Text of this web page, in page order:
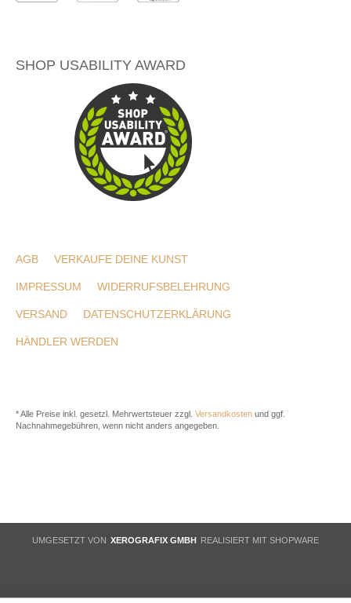
SHOP USABILITY AWARD
AGB VERKAUFE DEINE KUNST
IMPRESSUM WIDERRUFSBELEHRUNG
VERSAND DATENSCHUTZERKLÄRUNG
HÄNDLER WERDEN
* Alle Preise inkl. gesetzl. Mehrwertsteuer zzgl. Versandkosten und ggf.
Nachnahmegebühren, wenn nicht anders angegeben.
UMGESETZT VON XEROGRAFIX GMBH REALISIERT MIT SHOPWARE